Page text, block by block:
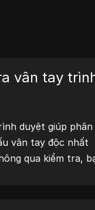
vân tay
duyệt giúp phân
vân tay độc nhất
qua kiểm tra,